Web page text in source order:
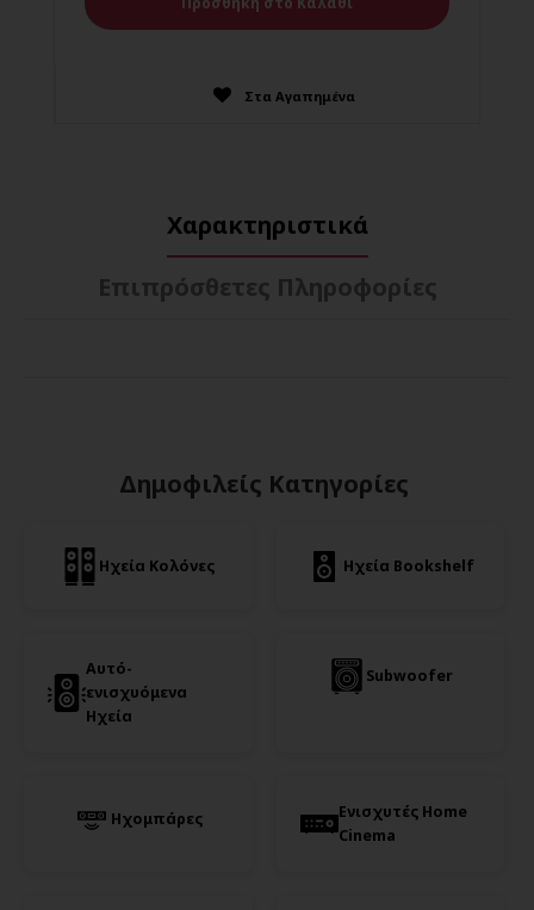
Στα Αγαπημένα
Χαρακτηριστικά
Επιπρόσθετες Πληροφορίες
Δημοφιλείς Κατηγορίες
Ηχεία Κολόνες Ηχεία Bookshelf
Αυτό-
ενισχυόμενα
Ηχεία
Subwoofer
Ηχομπάρες
Ενισχυτές Home
Cinema